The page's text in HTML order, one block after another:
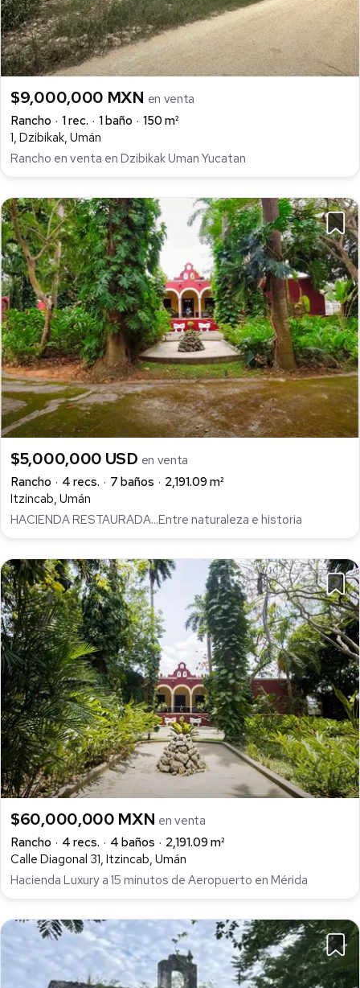
$9,000,000 MXN en venta
Rancho
1 rec. 1 baño
150 m²
1, Dzibikak, Umán
Rancho en venta en Dzibikak Uman Yucatan
$5,000,000 USD en venta
Rancho
4 recs. 7 baños
2,191.09 m²
Itzincab, Umán
HACIENDA RESTAURADA...Entre naturaleza e historia
$60,000,000 MXN en venta
Rancho
4 recs. 4 baños
2,191.09 m²
Calle Diagonal 31, Itzincab, Umán
Hacienda Luxury a 15 minutos de Aeropuerto en Mérida